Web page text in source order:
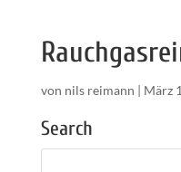
von nils reimann | März
Search